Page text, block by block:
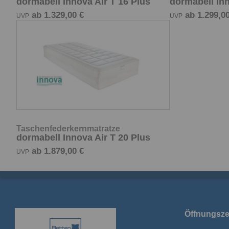
UVP ab 1.329,00 € UVP ab
Taschenfederkernmatratze
dormabell Innova Air T 20 Plus
UVP ab 1.879,00 €